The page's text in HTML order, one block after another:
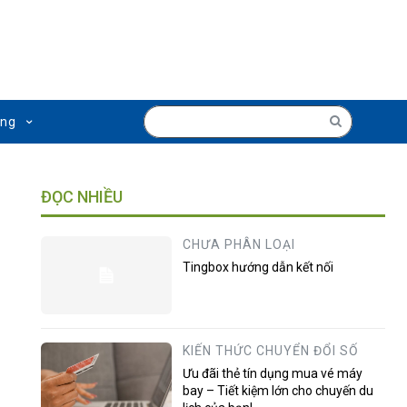
ĐỌC NHIỀU
CHƯA PHÂN LOẠI
Tingbox hướng dẫn kết nối
KIẾN THỨC CHUYỂN ĐỔI SỐ
Ưu đãi thẻ tín dụng mua vé máy
bay – Tiết kiệm lớn cho chuyến du